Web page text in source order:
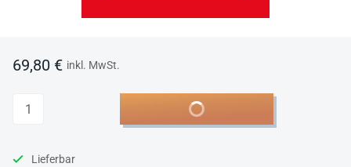
69,80 € inkl. MwSt.
Anzahl In den Warenkorb
Lieferbar